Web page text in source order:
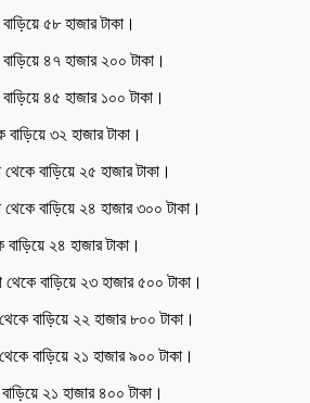
৫৮ হাজার টাকা।
৪৭ হাজার ২০০ টাকা।
৪৫ হাজার ১০০ টাকা।
৩২ হাজার টাকা।
বাড়িয়ে ২৫ হাজার টাকা।
বাড়িয়ে ২৪ হাজার ৩০০ টাকা।
২৪ হাজার টাকা।
বাড়িয়ে ২৩ হাজার ৫০০ টাকা।
বাড়িয়ে ২২ হাজার ৮০০ টাকা।
বাড়িয়ে ২১ হাজার ৯০০ টাকা।
২১ হাজার ৪০০ টাকা।